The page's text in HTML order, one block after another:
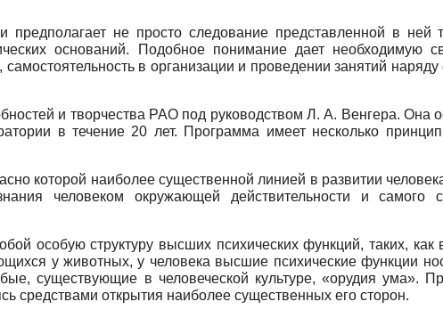
предполагает не просто следование представленной в ней
оснований. Подобное понимание дает необходимую
в организации и проведении занятий
и творчества РАО под руководством Л. А. Венгера. Она
в течение 20 лет. Программа имеет несколько
которой наиболее существенной линией в развитии
человеком окружающей действительности и самого
особую структуру высших психических функций, таких,
у животных, у человека высшие психические функции
существующие в человеческой культуре, «орудия ума».
средствами открытия наиболее существенных его сторон.